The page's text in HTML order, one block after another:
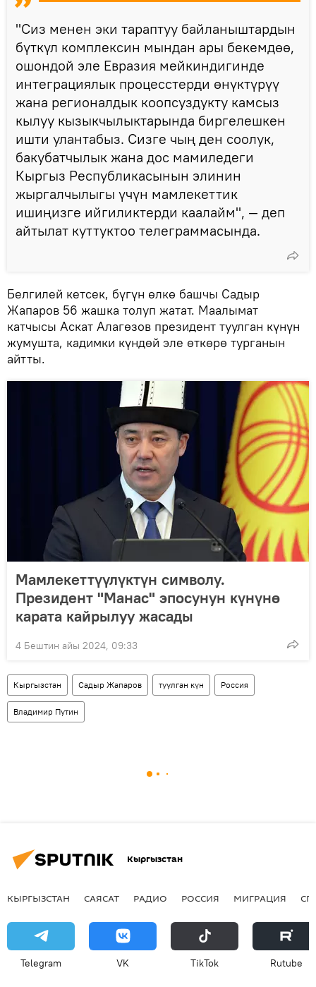
"Сиз менен эки тараптуу байланыштардын
бүткүл комплексин мындан ары бекемдөө,
ошондой эле Евразия мейкиндигинде
интеграциялык процесстерди өнүктүрүү
жана регионалдык коопсуздукту камсыз
кылуу кызыкчылыктарында биргелешкен
ишти улантабыз. Сизге чың ден соолук,
бакубатчылык жана дос мамиледеги
Кыргыз Республикасынын элинин
жыргалчылыгы үчүн мамлекеттик
ишиңизге ийгиликтерди каалайм", — деп
айтылат куттуктоо телеграммасында.
Белгилей кетсек, бүгүн өлкө башчы Садыр
Жапаров 56 жашка толуп жатат. Маалымат
катчысы Аскат Алагөзов президент туулган күнүн
жумушта, кадимки күндөй эле өткөрө турганын
айтты.
Мамлекеттүүлүктүн символу.
Президент "Манас" эпосунун күнүнө
карата кайрылуу жасады
4 Бештин айы 2024, 09:33
Кыргызстан Садыр Жапаров туулган күн Россия
Владимир Путин
Кыргызстан
КЫРГЫЗСТАН САЯСАТ РАДИО РОССИЯ МИГРАЦИЯ
Telegram VK ТikТоk Rutube